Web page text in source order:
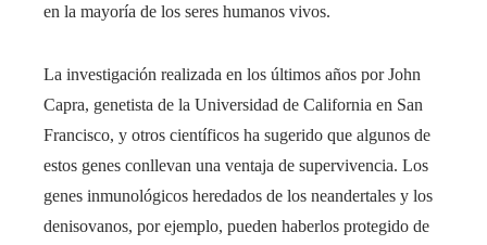
en la mayoría de los seres humanos vivos.
La investigación realizada en los últimos años por John
Capra, genetista de la Universidad de California en San
Francisco, y otros científicos ha sugerido que algunos de
estos genes conllevan una ventaja de supervivencia. Los
genes inmunológicos heredados de los neandertales y los
denisovanos, por ejemplo, pueden haberlos protegido de